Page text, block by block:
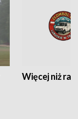
Więcej niż rajd